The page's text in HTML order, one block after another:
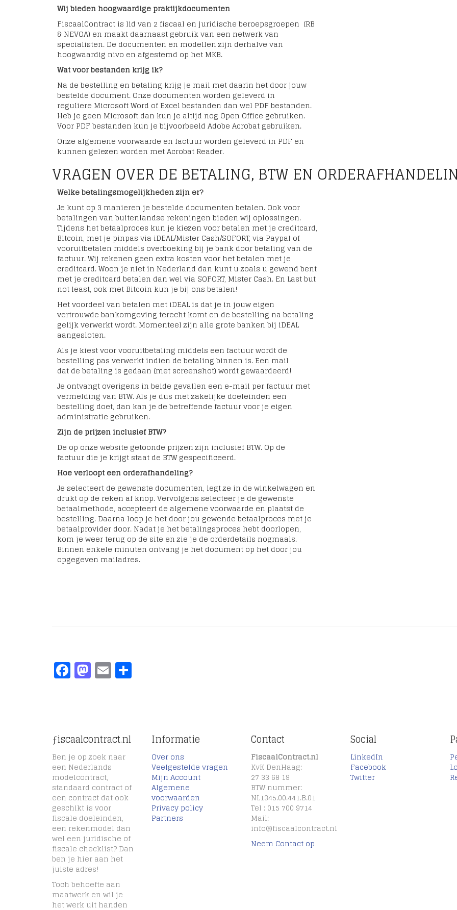
Wij bieden hoogwaardige praktijkdocumenten
FiscaalContract is lid van 2 fiscaal en juridische beroepsgroepen (RB
& NEVOA) en maakt daarnaast gebruik van een netwerk van
specialisten. De documenten en modellen zijn derhalve van
hoogwaardig nivo en afgestemd op het MKB.
Wat voor bestanden krijg ik?
Na de bestelling en betaling krijg je mail met daarin het door jouw
bestelde document. Onze documenten worden geleverd in
reguliere Microsoft Word of Excel bestanden dan wel PDF bestanden.
Heb je geen Microsoft dan kun je altijd nog Open Office gebruiken.
Voor PDF bestanden kun je bijvoorbeeld Adobe Acrobat gebruiken.
Onze algemene voorwaarde en factuur worden geleverd in PDF en
kunnen gelezen worden met Acrobat Reader.
VRAGEN OVER DE BETALING, BTW EN
Welke betalingsmogelijkheden zijn er?
Je kunt op 3 manieren je bestelde documenten betalen. Ook voor
betalingen van buitenlandse rekeningen bieden wij oplossingen.
Tijdens het betaalproces kun je kiezen voor betalen met je creditcard,
Bitcoin, met je pinpas via iDEAL/Mister Cash/SOFORT, via Paypal of
vooruitbetalen middels overboeking bij je bank door betaling van de
factuur. Wij rekenen geen extra kosten voor het betalen met je
creditcard. Woon je niet in Nederland dan kunt u zoals u gewend bent
met je creditcard betalen dan wel via SOFORT, Mister Cash. En Last but
not least, ook met Bitcoin kun je bij ons betalen!
Het voordeel van betalen met iDEAL is dat je in jouw eigen
vertrouwde bankomgeving terecht komt en de bestelling na betaling
gelijk verwerkt wordt. Momenteel zijn alle grote banken bij iDEAL
aangesloten.
Als je kiest voor vooruitbetaling middels een factuur wordt de
bestelling pas verwerkt indien de betaling binnen is. Een mail
dat de betaling is gedaan (met screenshot) wordt gewaardeerd!
Je ontvangt overigens in beide gevallen een e-mail per factuur met
vermelding van BTW. Als je dus met zakelijke doeleinden een
bestelling doet, dan kan je de betreffende factuur voor je eigen
administratie gebruiken.
Zijn de prijzen inclusief BTW?
De op onze website getoonde prijzen zijn inclusief BTW. Op de
factuur die je krijgt staat de BTW gespecificeerd.
Hoe verloopt een orderafhandeling?
Je selecteert de gewenste documenten, legt ze in de winkelwagen en
drukt op de reken af knop. Vervolgens selecteer je de gewenste
betaalmethode, accepteert de algemene voorwaarde en plaatst de
bestelling. Daarna loop je het door jou gewende betaalproces met je
betaalprovider door. Nadat je het betalingsproces hebt doorlopen,
kom je weer terug op de site en zie je de orderdetails nogmaals.
Binnen enkele minuten ontvang je het document op het door jou
opgegeven mailadres.
Facebook
Mastodon
Email
ƒiscaalcontract.nl
Ben je op zoek naar
een Nederlands
modelcontract,
standaard contract of
een contract dat ook
geschikt is voor
fiscale doeleinden,
een rekenmodel dan
wel een juridische of
fiscale checklist? Dan
ben je hier aan het
juiste adres!
Toch behoefte aan
maatwerk en wil je
het werk uit handen
Informatie
Over ons
Veelgestelde vragen
Mijn Account
Algemene
voorwaarden
Privacy policy
Partners
Contact
FiscaalContract.nl
KvK DenHaag:
27 33 68 19
BTW nummer:
NL1345.00.441.B.01
Tel : 015 700 9714
Mail:
info@fiscaalcontract.nl
Neem Contact op
Social
LinkedIn
Facebook
Twitter